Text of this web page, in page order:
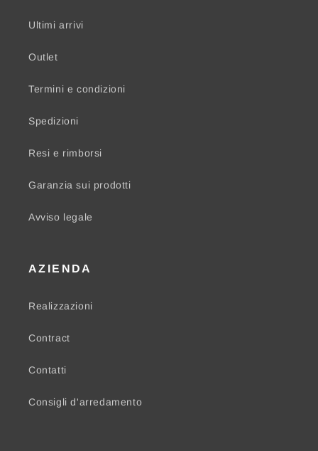
Ultimi arrivi
Outlet
Termini e condizioni
Spedizioni
Resi e rimborsi
Garanzia sui prodotti
Avviso legale
AZIENDA
Realizzazioni
Contract
Contatti
Consigli d'arredamento